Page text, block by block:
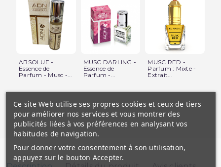
ABSOLUE -
Essence de
Parfum - Musc -...
MUSC DARLING -
Essence de
Parfum -...
MUSC RED -
Parfum : Mixte -
Extrait...
Ce site Web utilise ses propres cookies et ceux de tiers
pour améliorer nos services et vous montrer des
publicités liées à vos préférences en analysant vos
habitudes de navigation.
Pour donner votre consentement à son utilisation,
appuyez sur le bouton Accepter.